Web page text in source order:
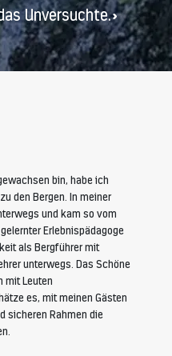
Unversuchte.»
bin, habe ich
den Bergen. In meiner
und kam so vom
Erlebnispädagoge
als Bergführer mit
unterwegs. Das Schöne
mit Leuten
es, mit meinen Gästen
sicheren Rahmen die